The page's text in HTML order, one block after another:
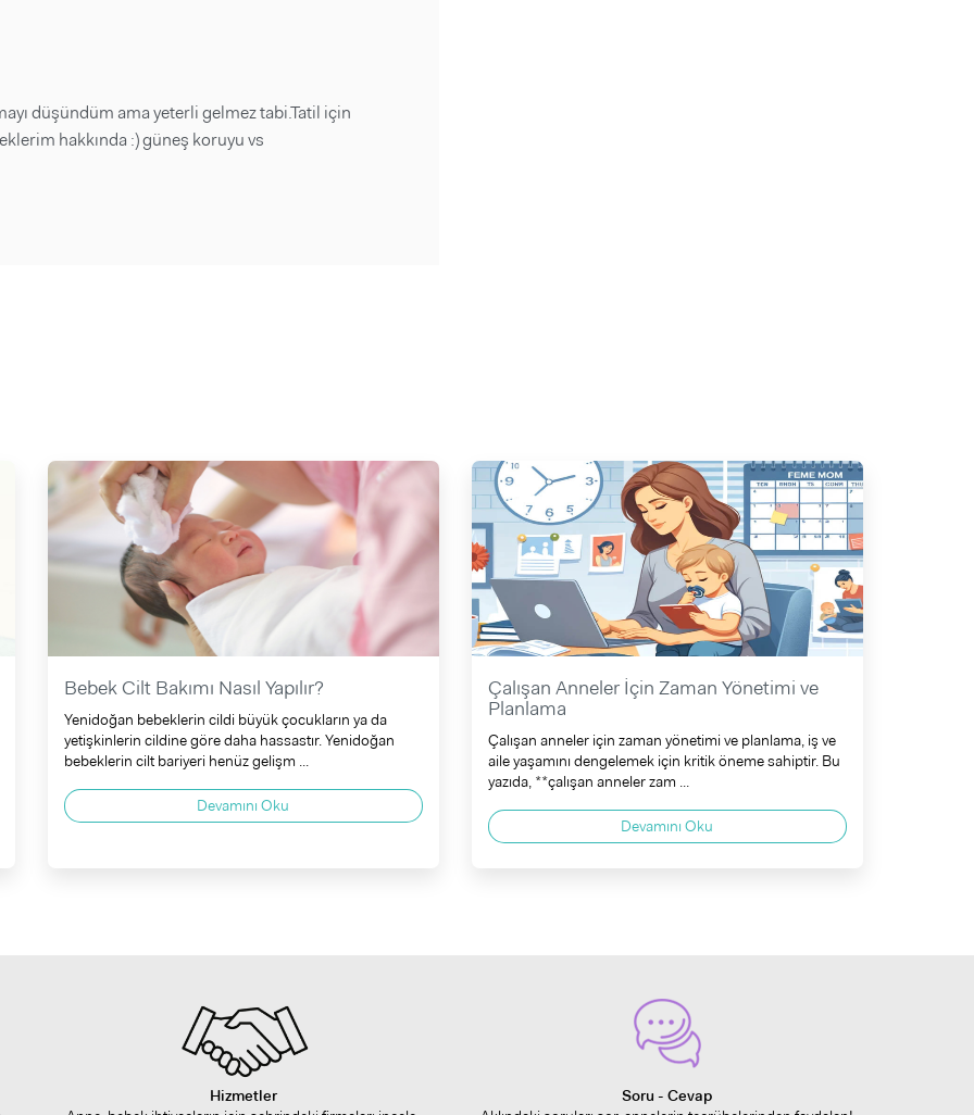
düşündüm ama yeterli gelmez tabi.Tatil için
hakkında :) güneş koruyu vs
Bebek Cilt Bakımı Nasıl Yapılır?
Yenidoğan bebeklerin cildi büyük çocukların ya da
yetişkinlerin cildine göre daha hassastır. Yenidoğan
bebeklerin cilt bariyeri henüz gelişm ...
Devamını Oku
Çalışan Anneler İçin Zaman Yönetimi ve
Planlama
Çalışan anneler için zaman yönetimi ve planlama, iş ve
aile yaşamını dengelemek için kritik öneme sahiptir. Bu
yazıda, **çalışan anneler zam ...
Devamını Oku
Hizmetler
Soru - Cevap